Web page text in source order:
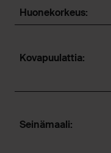
Huonekorkeus:
Kovapuulattia:
Seinämaali: